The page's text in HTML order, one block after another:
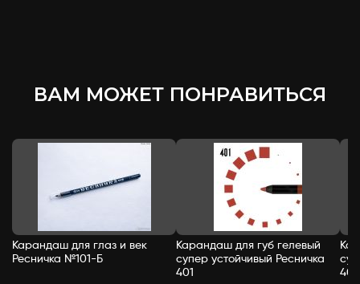
ВАМ МОЖЕТ ПОНРАВИТЬСЯ
Карандаш для глаз и век
Ресничка №101-Б
Карандаш для губ гелевый
супер устойчивый Ресничка
401
402